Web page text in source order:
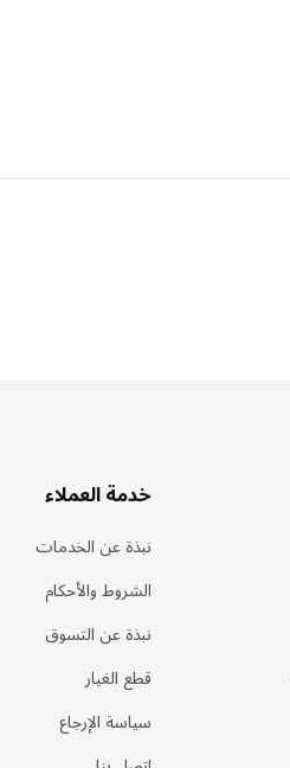
خدمة العملاء
نبذة عن الخدمات
الشروط والأحكام
نبذة عن التسوق
قطع الغيار
سياسة الإرجاع